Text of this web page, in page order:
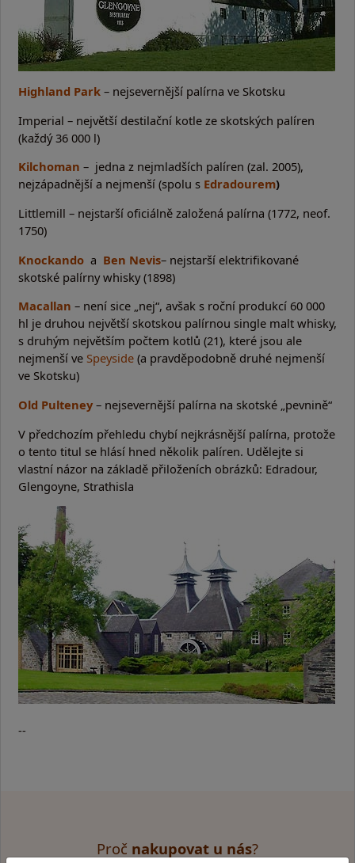
Highland Park – nejsevernější palírna ve Skotsku
Imperial – největší destilační kotle ze skotských palíren
(každý 36 000 l)
Kilchoman – jedna z nejmladších palíren (zal. 2005),
nejzápadnější a nejmenší (spolu s Edradourem)
Littlemill – nejstarší oficiálně založená palírna (1772, neof.
1750)
Knockando a Ben Nevis– nejstarší elektrifikované
skotské palírny whisky (1898)
Macallan – není sice „nej“, avšak s roční produkcí 60 000
hl je druhou největší skotskou palírnou single malt whisky,
s druhým největším počtem kotlů (21), které jsou ale
nejmenší ve Speyside (a pravděpodobně druhé nejmenší
ve Skotsku)
Old Pulteney – nejsevernější palírna na skotské „pevnině“
V předchozím přehledu chybí nejkrásnější palírna, protože
o tento titul se hlásí hned několik palíren. Udělejte si
vlastní názor na základě přiloženích obrázků: Edradour,
Glengoyne, Strathisla
--
Proč nakupovat u nás?